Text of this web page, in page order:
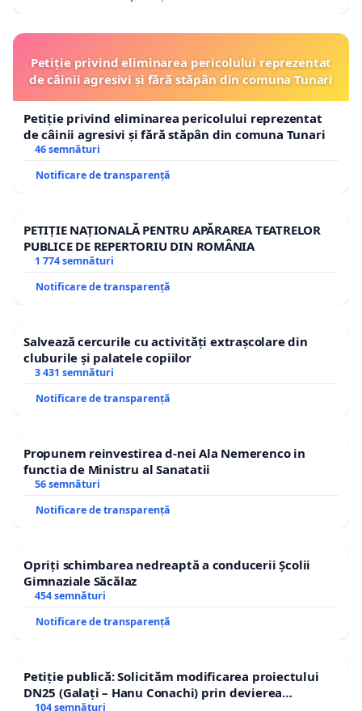
Petiție privind eliminarea pericolului reprezentat
de câinii agresivi și fără stăpân din comuna Tunari
Petiție privind eliminarea pericolului reprezentat
de câinii agresivi și fără stăpân din comuna Tunari
46 semnături
Notificare de transparență
PETIȚIE NAȚIONALĂ PENTRU APĂRAREA TEATRELOR
PUBLICE DE REPERTORIU DIN ROMÂNIA
1 774 semnături
Notificare de transparență
Salvează cercurile cu activități extrașcolare din
cluburile și palatele copiilor
3 431 semnături
Notificare de transparență
Propunem reinvestirea d-nei Ala Nemerenco in
functia de Ministru al Sanatatii
56 semnături
Notificare de transparență
Opriți schimbarea nedreaptă a conducerii Școlii
Gimnaziale Săcălaz
454 semnături
Notificare de transparență
Petiție publică: Solicităm modificarea proiectului
DN25 (Galați – Hanu Conachi) prin devierea
104 semnături